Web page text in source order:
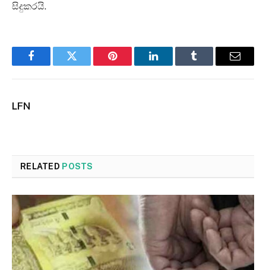
සිදුකරයි.
FacebookTwitter Pinterest LinkedInTumblr Email
LFN
RELATED POSTS